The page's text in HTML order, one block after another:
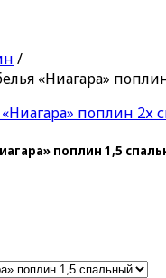
/
«Ниагара»
поплин 2х
поплин 1,5